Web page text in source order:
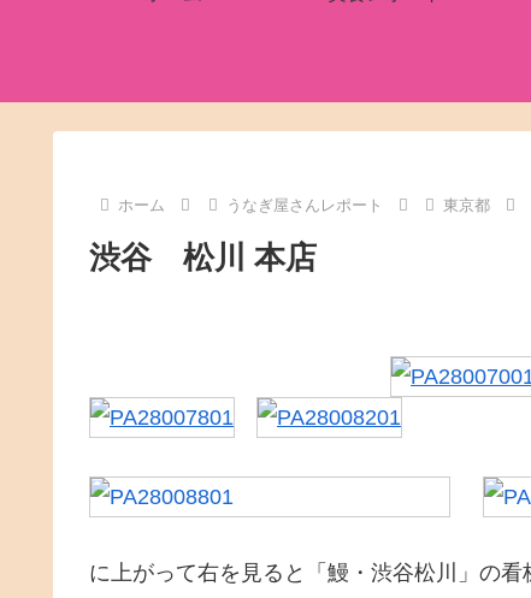
ホーム うなぎ屋さんレポート 東京都
渋谷 松川 本店
に上がって右を見ると「鰻・渋谷松川」の